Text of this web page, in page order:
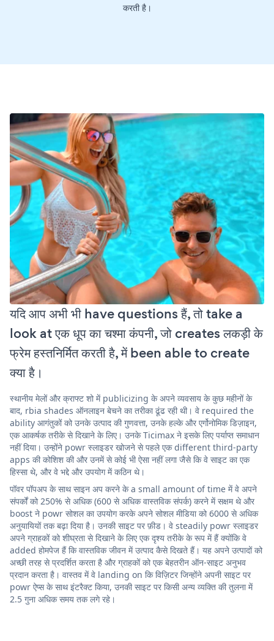
करती है।
यदि आप अभी भी have questions हैं, तो take a
look at एक धूप का चश्मा कंपनी, जो creates लकड़ी के
फ्रेम हस्तनिर्मित करती है, में been able to create
क्या है।
स्थानीय मेलों और क्राफ्ट शो में publicizing के अपने व्यवसाय के कुछ महीनों के
बाद, rbia shades ऑनलाइन बेचने का तरीका ढूंढ रही थी। वे required the
ability आगंतुकों को उनके उत्पाद की गुणवत्ता, उनके हल्के और एर्गोनोमिक डिज़ाइन,
एक आकर्षक तरीके से दिखाने के लिए। उनके Ticimax ने इसके लिए पर्याप्त समाधान
नहीं दिया। उन्होंने powr स्लाइडर खोजने से पहले एक different third-party
apps की कोशिश की और उनमें से कोई भी ऐसा नहीं लगा जैसे कि वे साइट का एक
हिस्सा थे, और वे भद्दे और उपयोग में कठिन थे।
पॉवर पॉपअप के साथ साइन अप करने के a small amount of time में वे अपने
संपर्कों को 250% से अधिक (600 से अधिक वास्तविक संपर्क) करने में सक्षम थे और
boost ने powr सोशल का उपयोग करके अपने सोशल मीडिया को 6000 से अधिक
अनुयायियों तक बढ़ा दिया है। उनकी साइट पर फ़ीड। वे steadily powr स्लाइडर
अपने ग्राहकों को शीघ्रता से दिखाने के लिए एक दृश्य तरीके के रूप में हैं क्योंकि वे
added होमपेज हैं कि वास्तविक जीवन में उत्पाद कैसे दिखते हैं। यह अपने उत्पादों को
अच्छी तरह से प्रदर्शित करता है और ग्राहकों को एक बेहतरीन ऑन-साइट अनुभव
प्रदान करता है। वास्तव में वे landing on कि विज़िटर जिन्होंने अपनी साइट पर
powr ऐप्स के साथ इंटरैक्ट किया, उनकी साइट पर किसी अन्य व्यक्ति की तुलना में
2.5 गुना अधिक समय तक लगे रहे।